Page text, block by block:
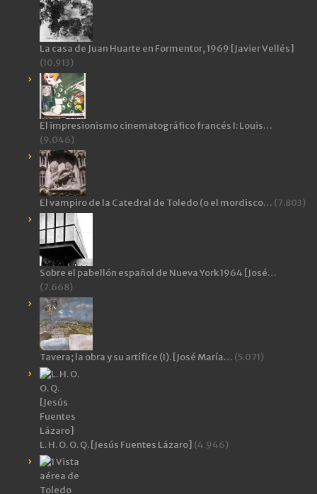
La casa de Juan Huarte en Formentor, 1969 [Javier Vellés]
(10.913)
El impresionismo cinematográfico francés I: Louis…
(9.046)
El vampiro de la Catedral de Toledo (o el mordisco… (7.803)
Sobre el pabellón español de Nueva York 1964 [José…
(7.668)
Tavera; la obra y su artífice (I). [José María… (5.071)
L. H. O. O. Q. [Jesús Fuentes Lázaro] (4.946)